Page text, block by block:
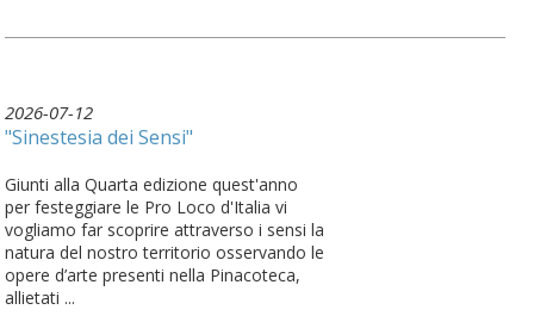
2026-07-12
"Sinestesia dei Sensi"
Giunti alla Quarta edizione quest'anno
per festeggiare le Pro Loco d'Italia vi
vogliamo far scoprire attraverso i sensi la
natura del nostro territorio osservando le
opere d’arte presenti nella Pinacoteca,
allietati ...